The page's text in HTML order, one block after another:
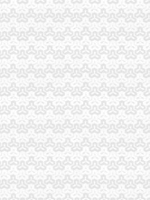
品安全专项整
西部商标行政保护协作会议
市场规范发展
执照场
亮照经营专项整见成效
到＂四个到位＂